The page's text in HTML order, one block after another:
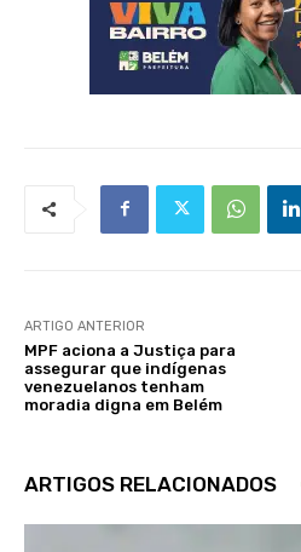
ARTIGO ANTERIOR
MPF aciona a Justiça para
assegurar que indígenas
venezuelanos tenham
moradia digna em Belém
ARTIGOS RELACIONADOS